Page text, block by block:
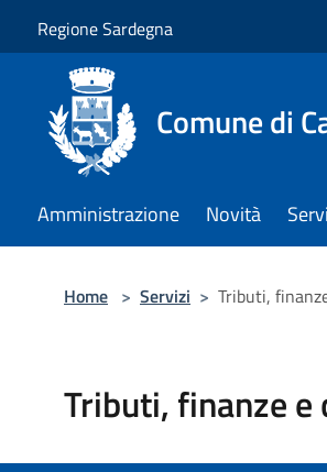
Regione Sardegna
Comune di
Amministrazione Novità
Home > Servizi > Tributi,
Tributi, finanze